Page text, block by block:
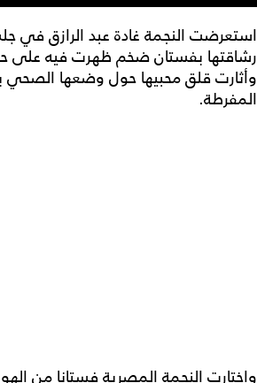
استعرضت النجمة غادة عبد الرازق في
رشاقتها بفستان ضخم ظهرت فيه على
وأثارت قلق محبيها حول وضعها الصحي
المفرطة.
واختارت النجمة المصرية فستانا من